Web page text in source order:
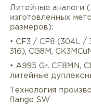
Литейные аналоги
изготовленных
размеров):
• CF3 / CF8 (304L /
316), CG8M,
• A995 Gr. CE8MN,
литейные
Технология
flange SW